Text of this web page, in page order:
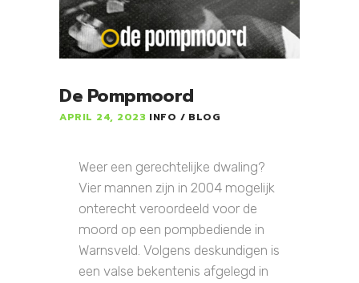
De Pompmoord
APRIL 24, 2023 INFO BLOG
Weer een gerechtelijke dwaling?
Vier mannen zijn in 2004 mogelijk
onterecht veroordeeld voor de
moord op een pompbediende in
Warnsveld. Volgens deskundigen is
een valse bekentenis afgelegd in